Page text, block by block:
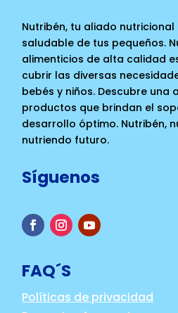
Nutribén, tu aliado
saludable de tus pequeños.
alimenticios de alta calidad
cubrir las diversas
bebés y niños. Descubre una
productos que brindan el
desarrollo óptimo. Nutribén,
nutriendo futuro.
Síguenos
FAQ´S
Políticas de privacidad